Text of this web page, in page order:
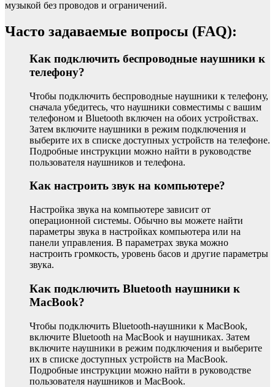
музыкой без проводов и ограничений.
Часто задаваемые вопросы (FAQ):
Как подключить беспроводные наушники к
телефону?
Чтобы подключить беспроводные наушники к телефону,
сначала убедитесь, что наушники совместимы с вашим
телефоном и Bluetooth включен на обоих устройствах.
Затем включите наушники в режим подключения и
выберите их в списке доступных устройств на телефоне.
Подробные инструкции можно найти в руководстве
пользователя наушников и телефона.
Как настроить звук на компьютере?
Настройка звука на компьютере зависит от
операционной системы. Обычно вы можете найти
параметры звука в настройках компьютера или на
панели управления. В параметрах звука можно
настроить громкость, уровень басов и другие параметры
звука.
Как подключить Bluetooth наушники к
MacBook?
Чтобы подключить Bluetooth-наушники к MacBook,
включите Bluetooth на MacBook и наушниках. Затем
включите наушники в режим подключения и выберите
их в списке доступных устройств на MacBook.
Подробные инструкции можно найти в руководстве
пользователя наушников и MacBook.